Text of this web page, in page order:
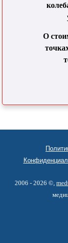
О
2006 - 2026 ©,